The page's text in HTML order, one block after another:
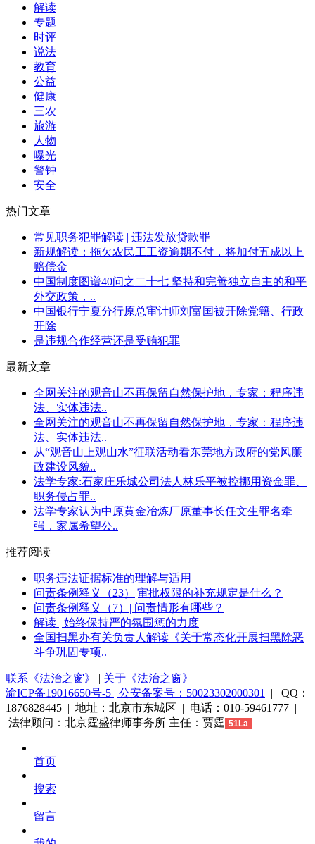
解读
专题
时评
说法
教育
公益
健康
三农
旅游
人物
曝光
警钟
安全
热门文章
常见职务犯罪解读 | 违法发放贷款罪
新规解读：拖欠农民工工资逾期不付，将加付五成以上
赔偿金
中国制度图谱40问之二十七 坚持和完善独立自主的和平
外交政策，..
中国银行宁夏分行原总审计师刘富国被开除党籍、行政
开除
是违规合作经营还是受贿犯罪
最新文章
全网关注的观音山不再保留自然保护地，专家：程序违
法、实体违法..
全网关注的观音山不再保留自然保护地，专家：程序违
法、实体违法..
从“观音山上观山水”征联活动看东莞地方政府的党风廉
政建设风貌..
法学专家:石家庄乐城公司法人林乐平被控挪用资金罪、
职务侵占罪..
法学专家认为中原黄金冶炼厂原董事长任文生罪名牵
强，家属希望公..
推荐阅读
职务违法证据标准的理解与适用
问责条例释义（23）|审批权限的补充规定是什么？
问责条例释义（7）| 问责情形有哪些？
解读 | 始终保持严的氛围惩的力度
全国扫黑办有关负责人解读《关于常态化开展扫黑除恶
斗争巩固专项..
联系《法治之窗》 | 关于《法治之窗》
渝ICP备19016650号-5 | 公安备案号：50023302000301
| QQ：
1876828445 | 地址：北京市东城区 | 电话：010-59461777 |
法律顾问：北京霆盛律师事务所 主任：贾霆 51La
首页
搜索
留言